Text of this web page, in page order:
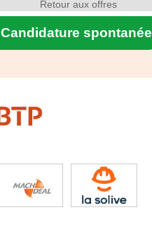
Candidature spontanée
Retour aux offres